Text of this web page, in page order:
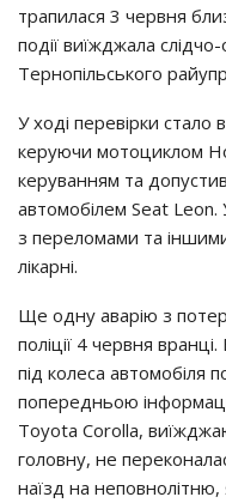
трапилася 3 червня
події виїжджала
Тернопільського
У ході перевірки
керуючи мотоциклом
керуванням та
автомобілем Seat Leon.
з переломами та
лікарні.
Ще одну аварію з
поліції 4 червня
під колеса автомобіля
попередньою
Toyota Corolla,
головну, не
наїзд на